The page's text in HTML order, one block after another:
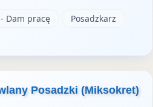
Dam pracę Posadzkarz
Posadzki (Miksokret)